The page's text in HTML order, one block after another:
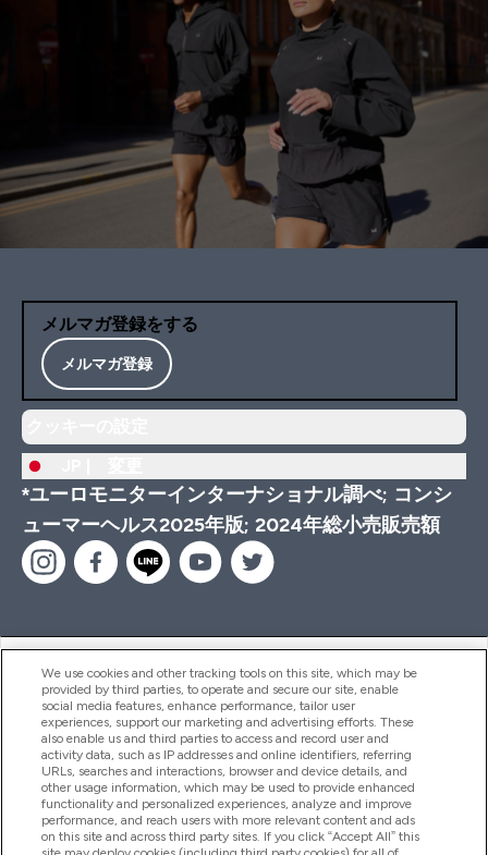
メルマガ登録をする
メルマガ登録
*ユーロモニターインターナショナル調べ; コンシ
ューマーヘルス2025年版; 2024年総小売販売額
ヘルプ＆ガイド
商品について
会社概要
We use cookies and other tracking tools on this site, which may be
provided by third parties, to operate and secure our site, enable
social media features, enhance performance, tailor user
experiences, support our marketing and advertising efforts. These
also enable us and third parties to access and record user and
activity data, such as IP addresses and online identifiers, referring
URLs, searches and interactions, browser and device details, and
other usage information, which may be used to provide enhanced
functionality and personalized experiences, analyze and improve
performance, and reach users with more relevant content and ads
on this site and across third party sites. If you click “Accept All” this